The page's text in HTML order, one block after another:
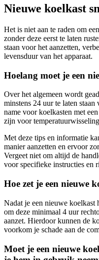
Nieuwe koelkast
Het is niet aan te raden om
zonder deze eerst te laten
staan voor het aanzetten,
levensduur van het apparaat.
Hoelang moet je een
Over het algemeen wordt
minstens 24 uur te laten
name voor koelkasten met
zijn voor
Met deze tips en informatie
manier aanzetten en ervoor
Vergeet niet om altijd de
voor specifieke instructies en
Hoe zet je een nieuwe
Nadat je een nieuwe koelkast
om deze minimaal 4 uur
aanzet. Hierdoor kunnen de
voorkom je schade aan de
Moet je een nieuwe